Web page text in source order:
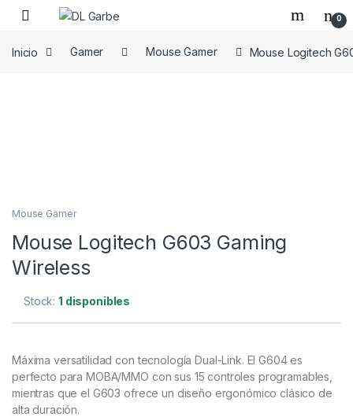
0
Inicio Gamer Mouse Gamer Mouse Logitech
Mouse Gamer
Mouse Logitech G603 Gaming
Wireless
Stock:1 disponibles
Máxima versatilidad con tecnología Dual-Link. El G604 es
perfecto para MOBA/MMO con sus 15 controles programables,
mientras que el G603 ofrece un diseño ergonómico clásico de
alta duración.